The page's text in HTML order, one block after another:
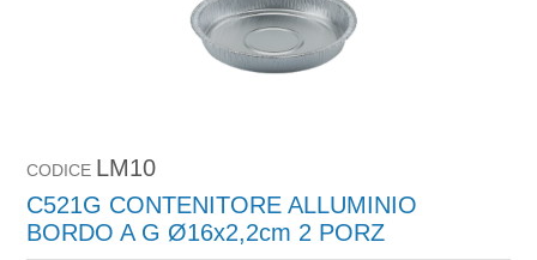
CODICE LM10
C521G CONTENITORE ALLUMINIO
BORDO A G Ø16x2,2cm 2 PORZ